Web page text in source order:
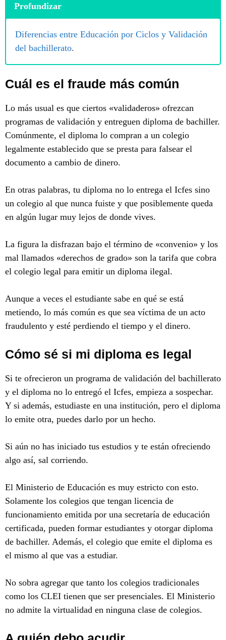
Profundizar
Diferencias entre Educación por Ciclos y Validación
del bachillerato.
Cuál es el fraude más común
Lo más usual es que ciertos «validaderos» ofrezcan
programas de validación y entreguen diploma de bachiller.
Comúnmente, el diploma lo compran a un colegio
legalmente establecido que se presta para falsear el
documento a cambio de dinero.
En otras palabras, tu diploma no lo entrega el Icfes sino
un colegio al que nunca fuiste y que posiblemente queda
en algún lugar muy lejos de donde vives.
La figura la disfrazan bajo el término de «convenio» y los
mal llamados «derechos de grado» son la tarifa que cobra
el colegio legal para emitir un diploma ilegal.
Aunque a veces el estudiante sabe en qué se está
metiendo, lo más común es que sea víctima de un acto
fraudulento y esté perdiendo el tiempo y el dinero.
Cómo sé si mi diploma es legal
Si te ofrecieron un programa de validación del bachillerato
y el diploma no lo entregó el Icfes, empieza a sospechar.
Y si además, estudiaste en una institución, pero el diploma
lo emite otra, puedes darlo por un hecho.
Si aún no has iniciado tus estudios y te están ofreciendo
algo así, sal corriendo.
El Ministerio de Educación es muy estricto con esto.
Solamente los colegios que tengan licencia de
funcionamiento emitida por una secretaría de educación
certificada, pueden formar estudiantes y otorgar diploma
de bachiller. Además, el colegio que emite el diploma es
el mismo al que vas a estudiar.
No sobra agregar que tanto los colegios tradicionales
como los CLEI tienen que ser presenciales. El Ministerio
no admite la virtualidad en ninguna clase de colegios.